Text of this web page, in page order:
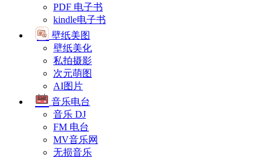
PDF 电子书
kindle电子书
壁纸美图
壁纸美化
私拍摄影
次元萌图
AI图片
音乐电台
音乐 DJ
FM 电台
MV音乐网
无损音乐